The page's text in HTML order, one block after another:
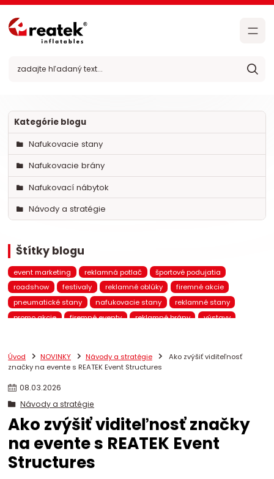
Kategórie blogu
Nafukovacie stany
Nafukovacie brány
Nafukovací nábytok
Návody a stratégie
Štítky blogu
event marketing reklamná potlač
športové podujatia
roadshow
festivaly reklamné oblúky
firemné akcie
pneumatické stany
nafukovacie stany
reklamné stany
promo akcie
firemné eventy reklamné brány
výstavy
nafukovacie reklamy
BTL marketing
mobilná reklama
chill-out zóna
VIP stany
stany na eventy
pneumatické produkty
nafukovacie totemy
nafukovacie balóny
promo 3D figúrky
reklamné pútače
pneumatické reklamy
event marketing Slovensko
Úvod NOVINKY Návody a stratégie
Ako zvýšiť viditeľnosť
značky na evente s REATEK Event Structures
08.03.2026
Návody a stratégie
Ako zvýšiť viditeľnosť značky
na evente s REATEK Event
Structures